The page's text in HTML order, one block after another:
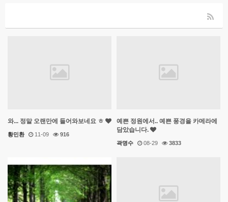
와... 정말 오랜만에 들어와보네요 ㅎ
황민환 11-09 916
예쁜 정원에서.. 예쁜 풍경을 카메라에
담았습니다.
곽명수 08-29 3833